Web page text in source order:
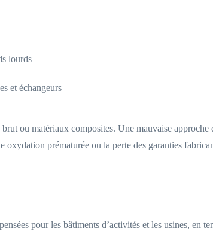
lourds
et échangeurs
ou matériaux composites. Une mauvaise
prématurée ou la perte des garanties
pour les bâtiments d’activités et les usines, en